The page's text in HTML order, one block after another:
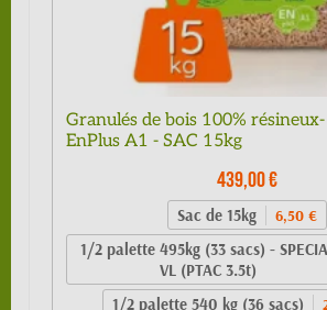
Granulés de bois 100%
EnPlus A1 - SAC 15kg
439,00 €
Sac de 15kg 6,50 €
1/2 palette 495kg (33 sacs) -
VL (PTAC 3.5t)
1/2 palette 540 kg (36 sacs)